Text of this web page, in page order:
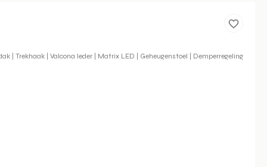
| Trekhaak | Valcona leder | Matrix LED | Geheugenstoel | Demperregeling